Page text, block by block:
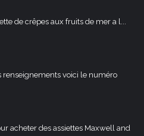
de crêpes aux fruits de mer a l...
renseignements voici le numéro
acheter des assiettes Maxwell and